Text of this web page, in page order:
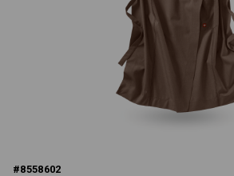
#8558602